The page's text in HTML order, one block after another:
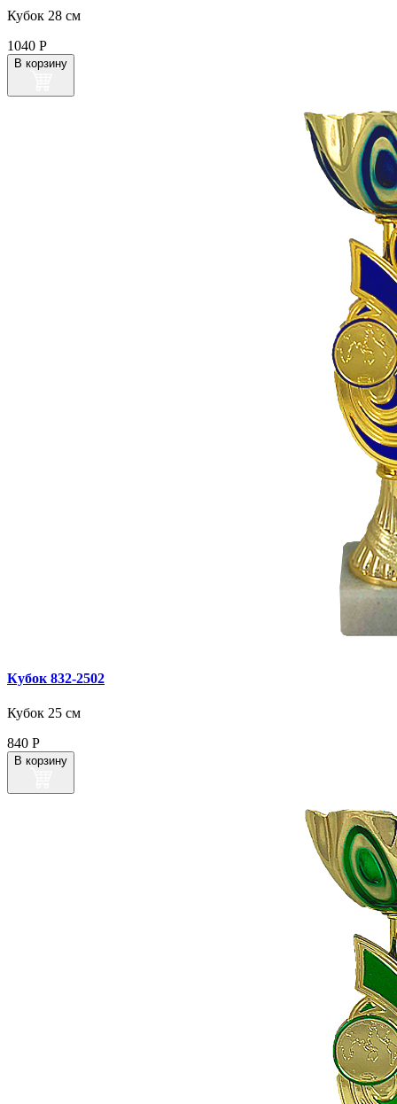
Кубок 28 см
1040 Р
В корзину
Кубок 832‑2502
Кубок 25 см
840 Р
В корзину